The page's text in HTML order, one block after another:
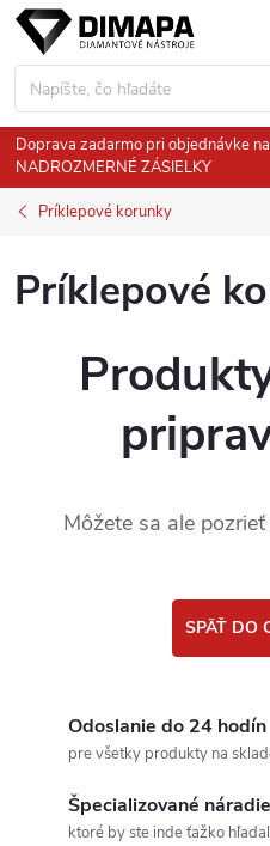
Prejsť
obsah
Doprava zadarmo pri objednávke
NADROZMERNÉ ZÁSIELKY
Príklepové korunky
Príklepové
Môžete sa ale
SPÄŤ DO
Odoslanie do 24 hodín
pre všetky produkty na
Špecializované náradie
ktoré by ste inde ťažko